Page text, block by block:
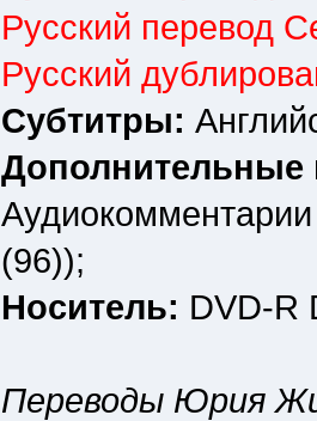
Русский перевод
Русский
Субтитры:
Дополнительные
(96));
Носитель: DVD-R
Переводы Юрия